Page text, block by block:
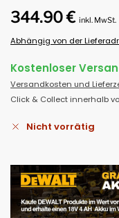
344.90€ inkl. MwSt.
Abhängig von der
Kostenloser
Versandkosten und
Click & Collect innerhalb
Nicht vorrätig